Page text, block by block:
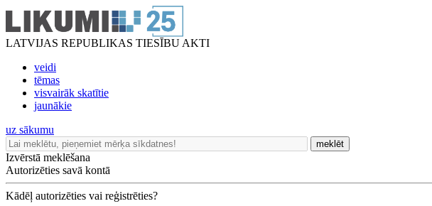
LATVIJAS REPUBLIKAS TIESĪBU AKTI
veidi
tēmas
visvairāk skatītie
jaunākie
uz sākumu
meklēt
Izvērstā meklēšana
Autorizēties savā kontā
Kādēļ autorizēties vai reģistrēties?